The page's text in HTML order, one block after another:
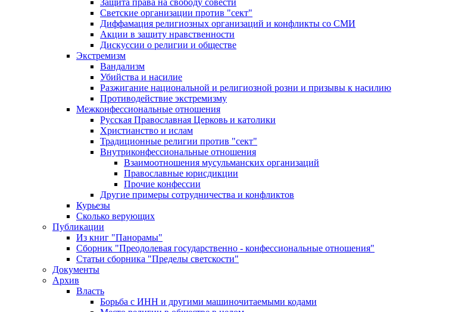
Защита права на свободу совести
Светские организации против "сект"
Диффамация религиозных организаций и конфликты со СМИ
Акции в защиту нравственности
Дискуссии о религии и обществе
Экстремизм
Вандализм
Убийства и насилие
Разжигание национальной и религиозной розни и призывы к насилию
Противодействие экстремизму
Межконфессиональные отношения
Русская Православная Церковь и католики
Христианство и ислам
Традиционные религии против "сект"
Внутриконфессиональные отношения
Взаимоотношения мусульманских организаций
Православные юрисдикции
Прочие конфессии
Другие примеры сотрудничества и конфликтов
Курьезы
Сколько верующих
Публикации
Из книг "Панорамы"
Сборник "Преодолевая государственно - конфессиональные отношения"
Статьи сборника "Пределы светскости"
Документы
Архив
Власть
Борьба с ИНН и другими машиночитаемыми кодами